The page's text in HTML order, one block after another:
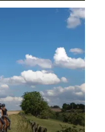
in
ganze